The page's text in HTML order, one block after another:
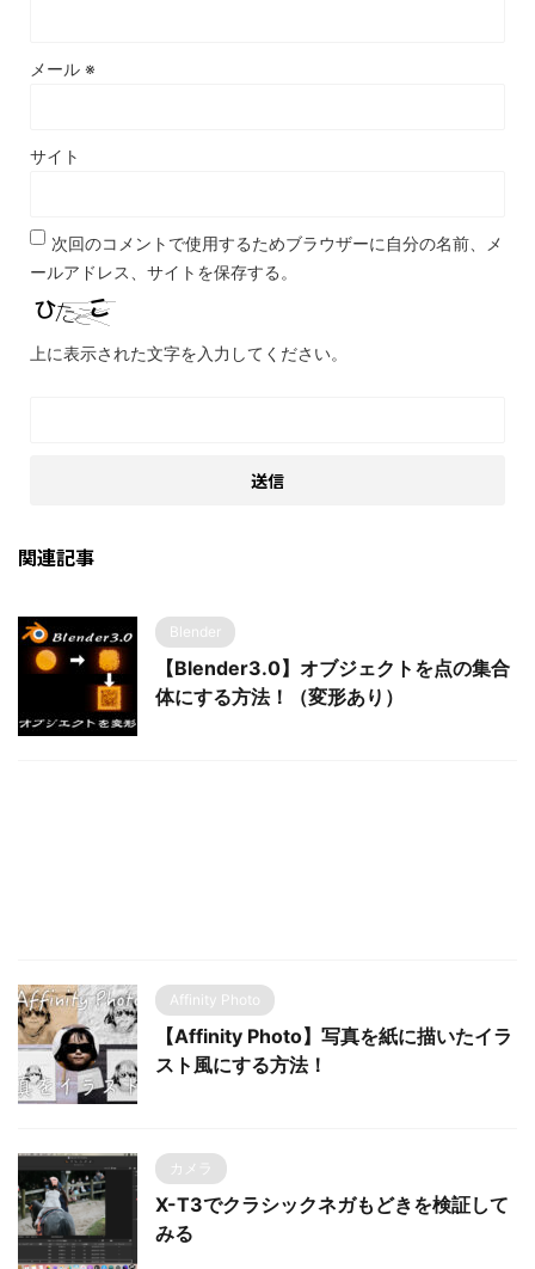
メール ※
サイト
次回のコメントで使用するためブラウザーに自分の名前、メ
ールアドレス、サイトを保存する。
上に表示された文字を入力してください。
関連記事
Blender
【Blender3.0】オブジェクトを点の集合
体にする方法！（変形あり）
Affinity Photo
【Affinity Photo】写真を紙に描いたイラ
スト風にする方法！
カメラ
X-T3でクラシックネガもどきを検証して
みる